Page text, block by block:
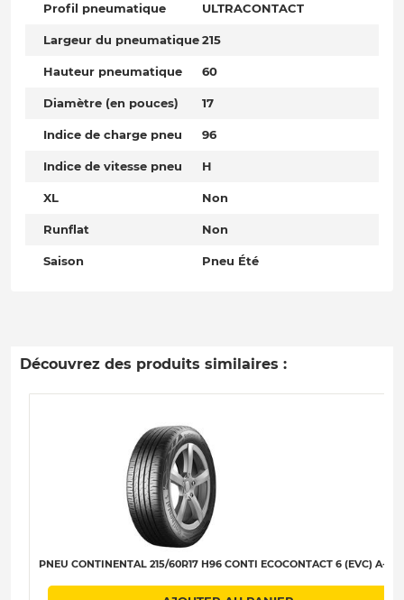
Profil pneumatique ULTRACONTACT
Largeur du pneumatique215
Hauteur pneumatique 60
Diamètre (en pouces) 17
Indice de charge pneu 96
Indice de vitesse pneu H
XL Non
Runflat Non
Saison Pneu Été
Découvrez des produits similaires :
PNEU CONTINENTAL 215/60R17 H96 CONTI ECOCONTACT 6 (EVC) A-A-